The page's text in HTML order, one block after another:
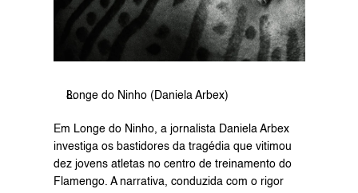
Longe do Ninho (Daniela Arbex)
Em Longe do Ninho, a jornalista Daniela Arbex
investiga os bastidores da tragédia que vitimou
dez jovens atletas no centro de treinamento do
Flamengo. A narrativa, conduzida com o rigor